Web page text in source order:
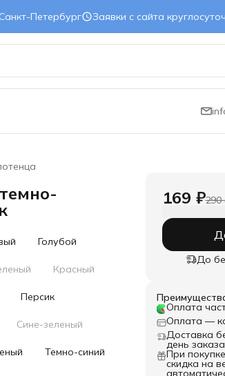
Петербург Заявки с сайта
Голубой
Красный
Персик
Сине-зеленый
Темно-синий
169 ₽290
До
Оплата
Оплата —
Доставка
день
При
скидка на